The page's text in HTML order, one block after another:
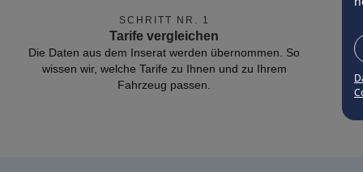
SCHRITT NR. 1
Tarife vergleichen
Die Daten aus dem Inserat werden übernommen. So
wissen wir, welche Tarife zu Ihnen und zu Ihrem
Fahrzeug passen.